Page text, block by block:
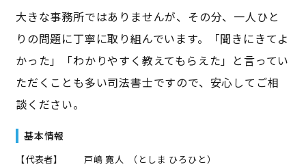
大きな事務所ではありませんが、その分、一人ひと
りの問題に丁寧に取り組んでいます。「聞きにきてよ
かった」「わかりやすく教えてもらえた」と言ってい
ただくことも多い司法書士ですので、安心してご相
談ください。
基本情報
【代表者】 戸嶋 寛人 （ としま ひろひと）